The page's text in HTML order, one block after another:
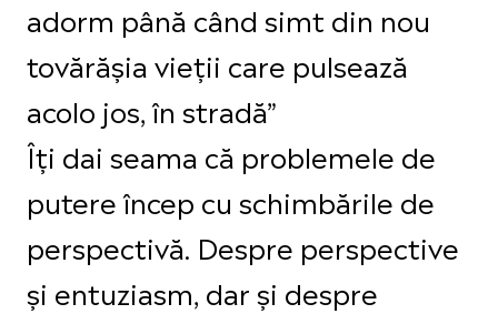
adorm până când simt din nou
tovărășia vieții care pulsează
acolo jos, în stradă”
Îți dai seama că problemele de
putere încep cu schimbările de
perspectivă. Despre perspective
și entuziasm, dar și despre